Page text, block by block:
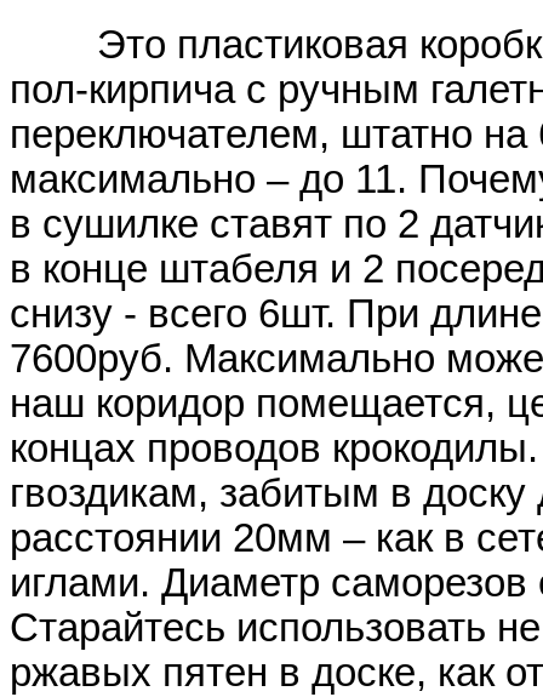
Это пластиковая
пол-кирпича с ручным
переключателем, штатно на
максимально – до 11.
в сушилке ставят по 2
в конце штабеля и 2
снизу - всего 6шт. При
7600руб. Максимально
наш коридор помещается,
концах проводов
гвоздикам, забитым в
расстоянии 20мм – как в
иглами. Диаметр
Старайтесь использовать
ржавых пятен в доске, как